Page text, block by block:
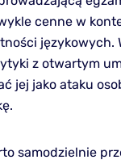
cenne w
językowych.
z otwartym
jej jako ataku
samodzielnie